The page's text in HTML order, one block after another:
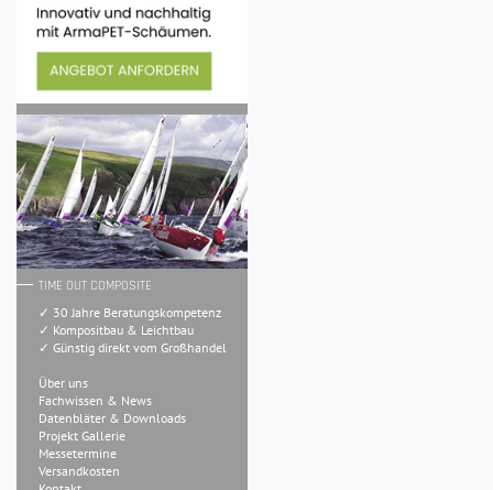
TIME OUT COMPOSITE
✓ 30 Jahre Beratungskompetenz
✓ Kompositbau & Leichtbau
✓ Günstig direkt vom Großhandel
Über uns
Fachwissen & News
Datenbläter & Downloads
Projekt Gallerie
Messetermine
Versandkosten